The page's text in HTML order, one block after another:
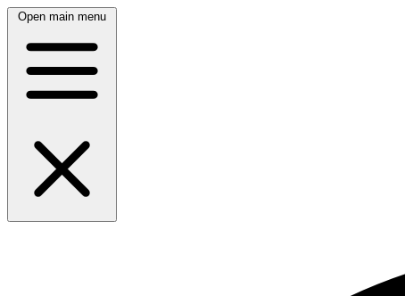
Open main menu